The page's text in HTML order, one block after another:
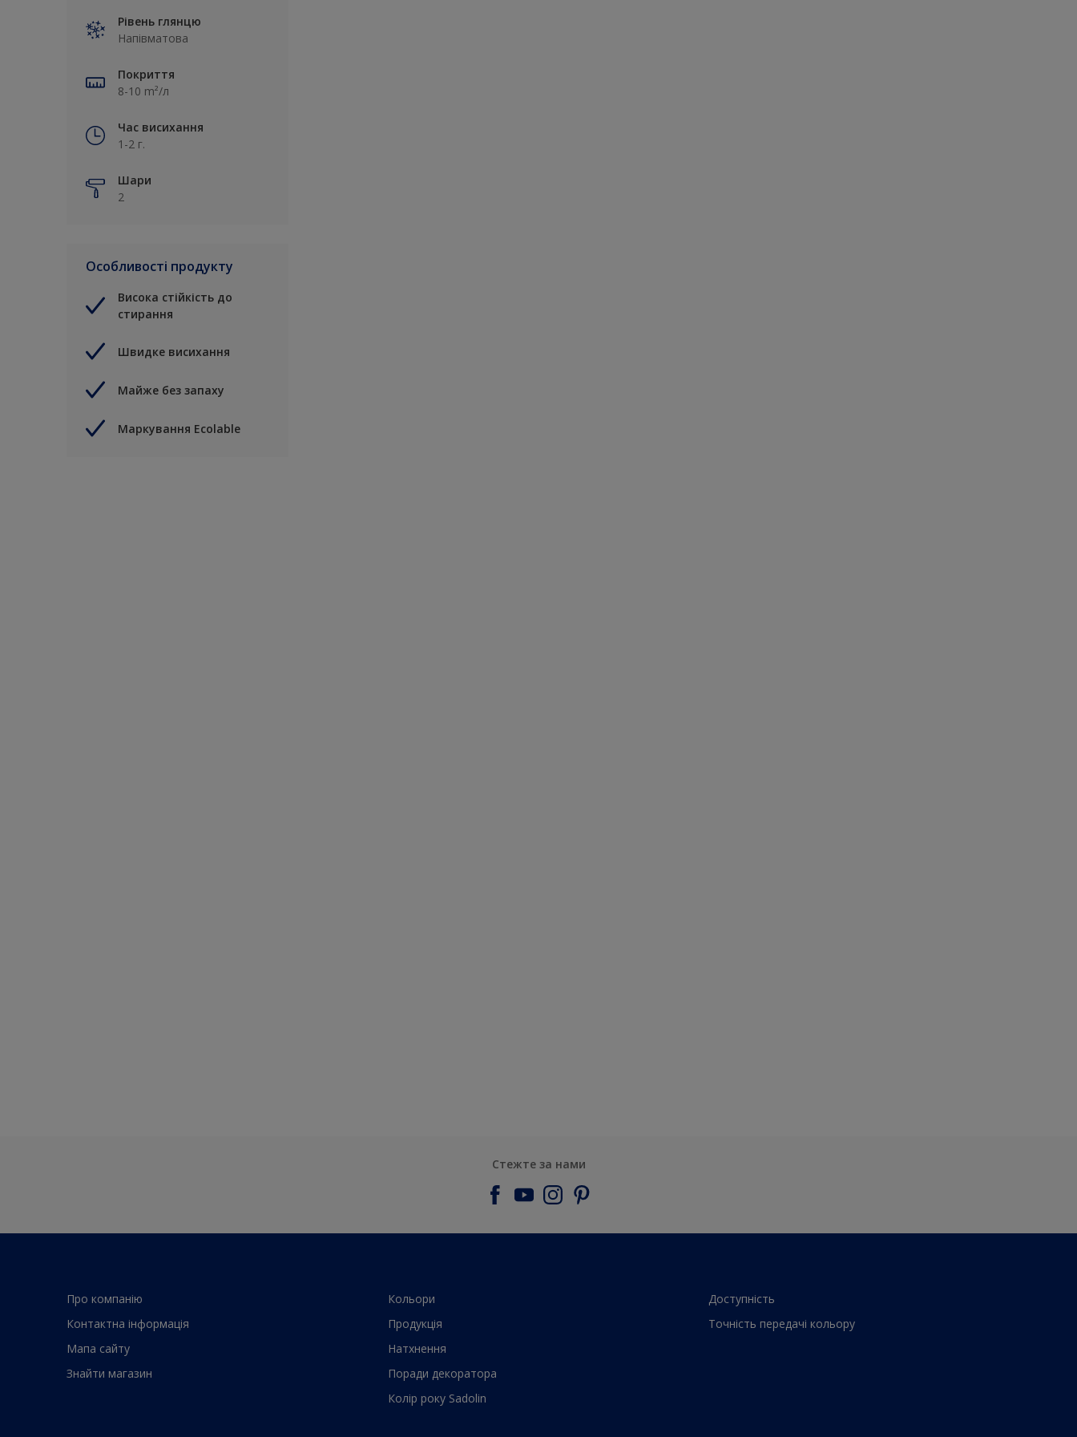
Рівень глянцю
Напівматова
Покриття
8-10 m²/л
Час висихання
1-2 г.
Шари
2
Особливості продукту
Висока стійкість до
стирання
Швидке висихання
Майже без запаху
Маркування Ecolable
Стежте за нами
Про компанiю
Контактна iнформацiя
Мапа сайту
Знайти магазин
Кольори
Продукцiя
Натхнення
Поради декоратора
Колiр року Sadolin
Доступнiсть
Точнiсть передачi кольору